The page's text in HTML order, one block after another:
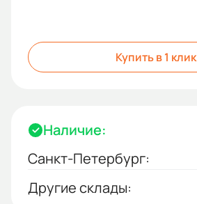
Купить в 1 клик
Наличие:
Санкт-Петербург:
Другие склады: